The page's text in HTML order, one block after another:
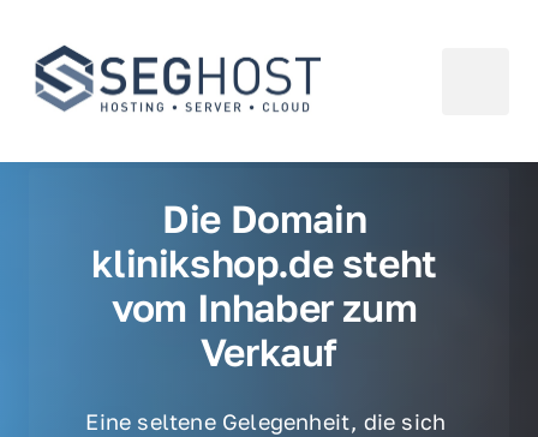
Die Domain
klinikshop.de steht
vom Inhaber zum
Verkauf
Eine seltene Gelegenheit, die sich